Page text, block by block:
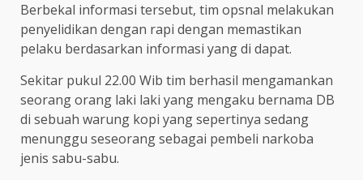
Berbekal informasi tersebut, tim opsnal melakukan
penyelidikan dengan rapi dengan memastikan
pelaku berdasarkan informasi yang di dapat.
Sekitar pukul 22.00 Wib tim berhasil mengamankan
seorang orang laki laki yang mengaku bernama DB
di sebuah warung kopi yang sepertinya sedang
menunggu seseorang sebagai pembeli narkoba
jenis sabu-sabu.